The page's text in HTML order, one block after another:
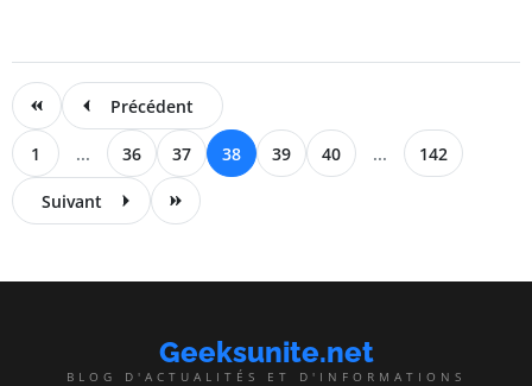
Précédent
1 ... 36 37 38 39 40 ... 142
Suivant
Geeksunite.net
BLOG D'ACTUALITÉS ET D'INFORMATIONS